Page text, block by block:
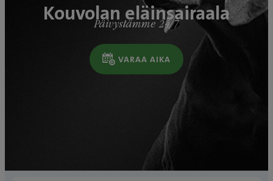
Kouvolan eläinsairaala
Päivystämme 24/7
VARAA AIKA